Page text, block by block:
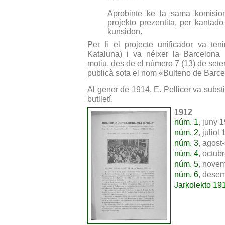
Aprobinte ke la sama
projekto prezentita, per
kunsidon.
Per fi el projecte unificador va
Kataluna) i va néixer la Barcelona
motiu, des de el número 7 (13) de
publicà sota el nom «Bulteno de
Al gener de 1914, E. Pellicer va
butlletí.
1912
núm. 1, juny
núm. 2, juliol
núm. 3,
núm. 4,
núm. 5,
núm. 6,
Jarkolekto